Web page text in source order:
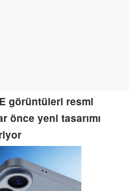
görüntüleri resmi
önce yeni tasarımı